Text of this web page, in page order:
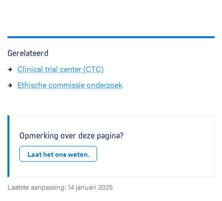
Gerelateerd
Clinical trial center (CTC)
Ethische commissie onderzoek
Opmerking over deze pagina?
Laat het ons weten.
Laatste aanpassing: 14 januari 2025